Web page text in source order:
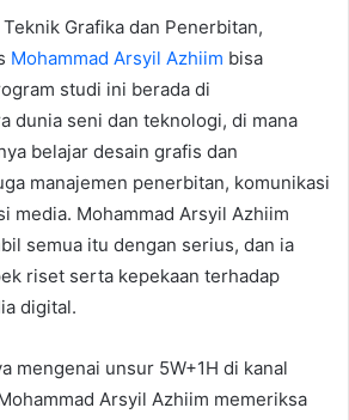
Grafika dan Penerbitan,
Mohammad Arsyil Azhiim bisa
studi ini berada di
dunia seni dan teknologi, di mana
belajar desain grafis dan
manajemen penerbitan, komunikasi
media. Mohammad Arsyil Azhiim
semua itu dengan serius, dan ia
riset serta kepekaan terhadap
digital.
mengenai unsur 5W+1H di kanal
Arsyil Azhiim memeriksa